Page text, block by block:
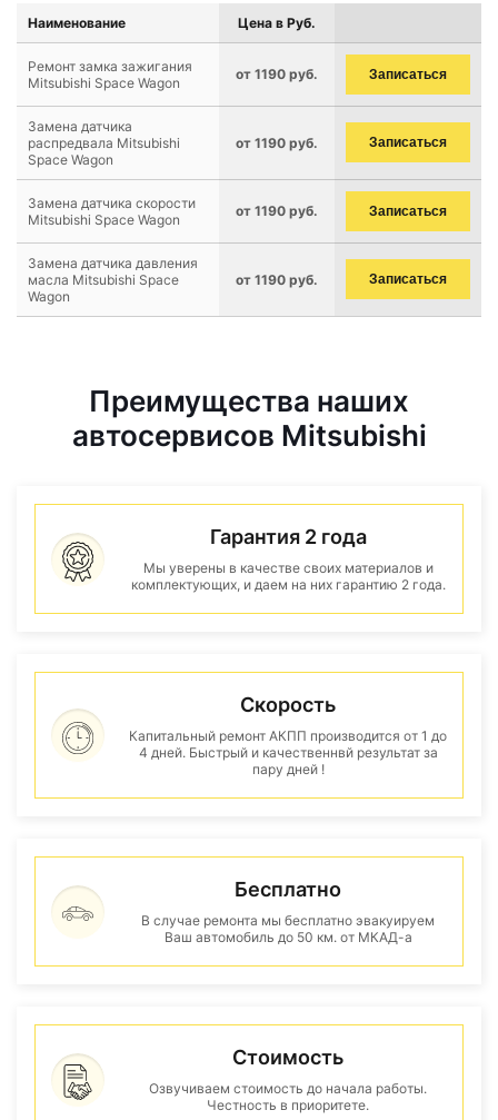
Наименование Цена в Руб.
Ремонт замка зажигания
Mitsubishi Space Wagon
от 1190 руб. Записаться
Замена датчика
распредвала Mitsubishi
Space Wagon
от 1190 руб. Записаться
Замена датчика скорости
Mitsubishi Space Wagon
от 1190 руб. Записаться
Замена датчика давления
масла Mitsubishi Space
Wagon
от 1190 руб. Записаться
Преимущества наших
автосервисов Mitsubishi
Гарантия 2 года
Мы уверены в качестве своих материалов и
комплектующих, и даем на них гарантию 2 года.
Скорость
Капитальный ремонт АКПП производится от 1 до
4 дней. Быстрый и качественнвй результат за
пару дней !
Бесплатно
В случае ремонта мы бесплатно эвакуируем
Ваш автомобиль до 50 км. от МКАД-а
Стоимость
Озвучиваем стоимость до начала работы.
Честность в приоритете.